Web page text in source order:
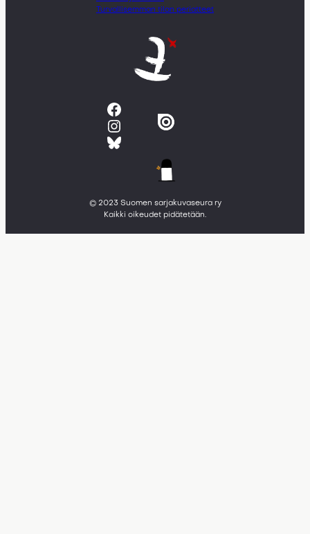
Turvallisemman tilan periatteet
Facebook
Instagram
Bluesky
© 2023 Suomen sarjakuvaseura ry
Kaikki oikeudet pidätetään.